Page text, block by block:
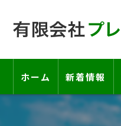
ホーム 新着情報